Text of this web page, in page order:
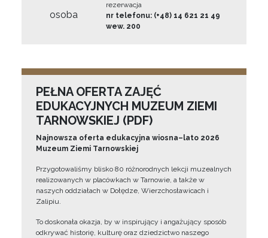
osoba
rezerwacja
nr telefonu: (+48) 14 621 21 49
wew. 200
PEŁNA OFERTA ZAJĘĆ
EDUKACYJNYCH MUZEUM ZIEMI
TARNOWSKIEJ (PDF)
Najnowsza oferta edukacyjna wiosna–lato 2026
Muzeum Ziemi Tarnowskiej
Przygotowaliśmy blisko 80 różnorodnych lekcji muzealnych
realizowanych w placówkach w Tarnowie, a także w
naszych oddziałach w Dołędze, Wierzchosławicach i
Zalipiu.
To doskonała okazja, by w inspirujący i angażujący sposób
odkrywać historię, kulturę oraz dziedzictwo naszego